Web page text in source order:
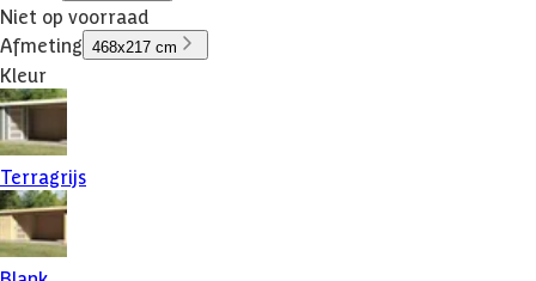
Niet op voorraad
Afmeting 468x217 cm
Kleur
Terragrijs